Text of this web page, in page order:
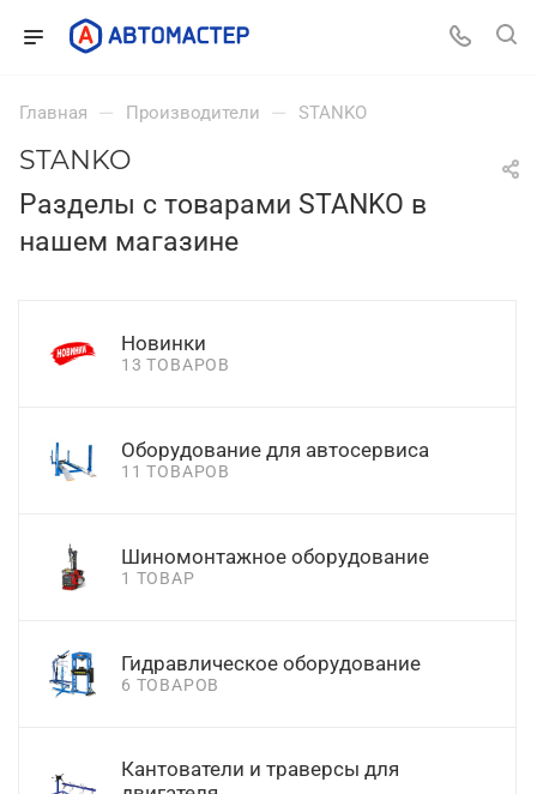
Главная — Производители — STANKO
STANKO
Разделы с товарами STANKO в
нашем магазине
Новинки
13 ТОВАРОВ
Оборудование для автосервиса
11 ТОВАРОВ
Шиномонтажное оборудование
1 ТОВАР
Гидравлическое оборудование
6 ТОВАРОВ
Кантователи и траверсы для